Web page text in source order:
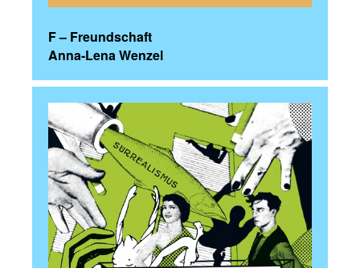
F – Freundschaft
Anna-Lena Wenzel